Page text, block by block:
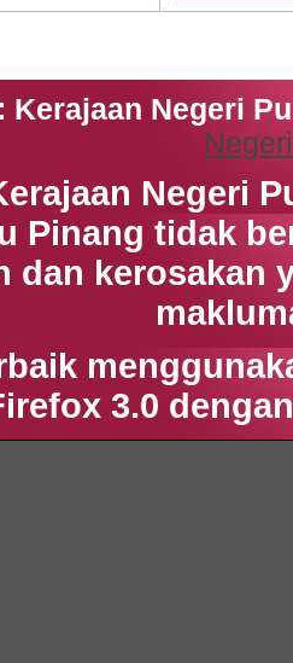
Kerajaan Negeri
Negeri
Pinang tidak
dan kerosakan
3.0